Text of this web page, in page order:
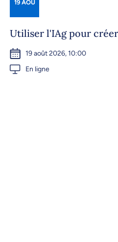
19 AOÛ
Utiliser l'IAg pour
19 août 2026, 10:00
En ligne